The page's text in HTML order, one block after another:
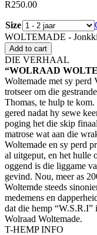
R250.00
Size
WOLTEMADE -
Add to cart
DIE VERHAAL
“WOLRAAD
Woltemade met sy perd
trotseer om die
Thomas, te hulp te
gered nadat hy sewe
poging het die skip
matrose wat aan die
Woltemade en sy perd
al uitgeput, en het hulle
oggend is die liggame
gevind. Nou, meer as
Woltemde steeds
medemens en
dat die hemp
Wolraad Woltemade.
T-HEMP INFO